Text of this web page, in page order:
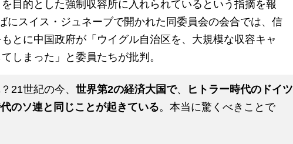
目的とした強制収容所に入れられているという指摘を報
にスイス・ジュネーブで開かれた同委員会の会合では、信
とに中国政府が「ウイグル自治区を、大規模な収容キャ
しまった」と委員たちが批判。
21世紀の今、 世界第2の経済大国で、
ヒトラー時代のドイツ
のソ連と同じことが起きている。本当に驚くべきことで